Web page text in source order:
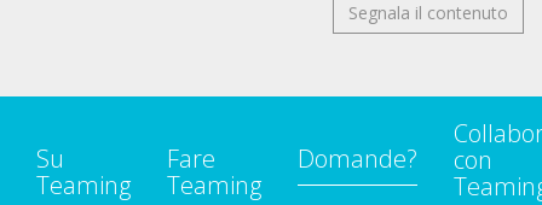
Segnala il contenuto
Su
Teaming
Fare
Teaming
Domande?
con